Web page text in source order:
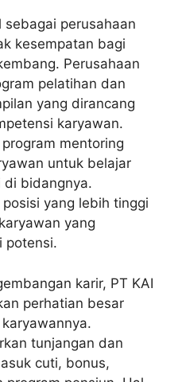
sebagai perusahaan
kesempatan bagi
Perusahaan
pelatihan dan
yang dirancang
karyawan.
mentoring
untuk belajar
di bidangnya.
yang lebih tinggi
yang
potensi.
karir, PT KAI
perhatian besar
tunjangan dan
cuti, bonus,